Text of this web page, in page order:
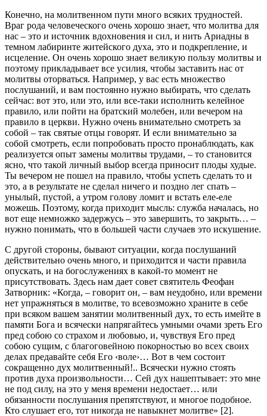
Конечно, на молитвенном пути много всяких трудностей.
Враг рода человеческого очень хорошо знает, что молитва для
нас – это и источник вдохновения и сил, и нить Ариадны в
темном лабиринте житейского духа, это и подкрепление, и
исцеление. Он очень хорошо знает великую пользу молитвы и
поэтому прикладывает все усилия, чтобы заставить нас от
молитвы оторваться. Например, у вас есть множество
послушаний, и вам постоянно нужно выбирать, что сделать
сейчас: вот это, или это, или все-таки исполнить келейное
правило, или пойти на братский молебен, или вечером на
правило в церкви. Нужно очень внимательно смотреть за
собой – так святые отцы говорят. И если внимательно за
собой смотреть, если попробовать просто пронаблюдать, как
реализуется опыт замены молитвы трудами, – то становится
ясно, что такой личный выбор всегда приносит плоды худые.
Ты вечером не пошел на правило, чтобы успеть сделать то и
это, а в результате не сделал ничего и поздно лег спать –
унылый, пустой, а утром голову ломит и встать еле-еле
можешь. Поэтому, когда приходит мысль: служба началась, но
вот еще немножко задержусь – это завершить, то закрыть… –
нужно понимать, что в большей части случаев это искушение.
С другой стороны, бывают ситуации, когда послушаний
действительно очень много, и приходится и части правила
опускать, и на богослужениях в какой-то момент не
присутствовать. Здесь нам дает совет святитель Феофан
Затворник: «Когда, – говорит он, – вам неудобно, или времени
нет упражняться в молитве, то всевозможно храните в себе
при всяком вашем занятии молитвенный дух, то есть имейте в
памяти Бога и всячески напрягайтесь умными очами зреть Его
пред собою со страхом и любовью, и, чувствуя Его пред
собою сущим, с благоговейною покорностью во всех своих
делах предавайте себя Его ‹воле›… Вот в чем состоит
сокращенно дух молитвенный!.. Всячески нужно стоять
против духа произвольности… Сей дух нашептывает: это мне
не под силу, на это у меня времени недостает… или
обязанности послушания препятствуют, и многое подобное.
Кто слушает его, тот никогда не навыкнет молитве» [2].